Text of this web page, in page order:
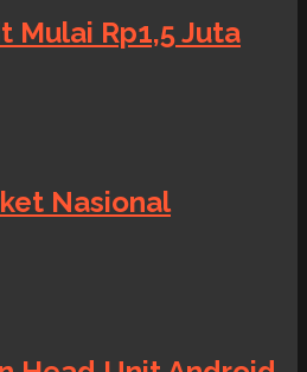
Mulai Rp1,5 Juta
Nasional